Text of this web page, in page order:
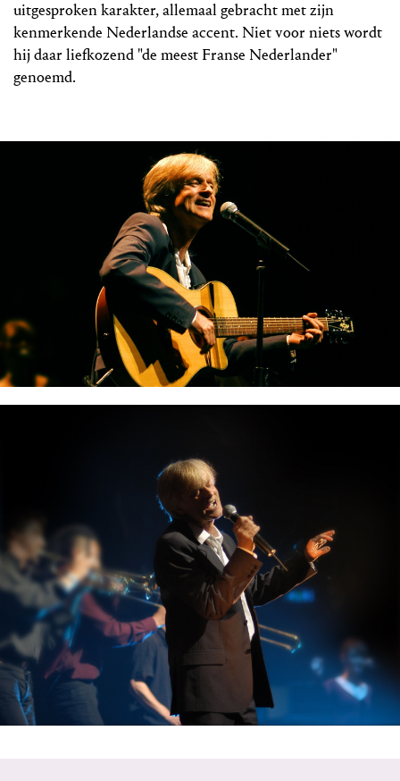
uitgesproken karakter, allemaal gebracht met zijn
kenmerkende Nederlandse accent. Niet voor niets wordt
hij daar liefkozend "de meest Franse Nederlander"
genoemd.